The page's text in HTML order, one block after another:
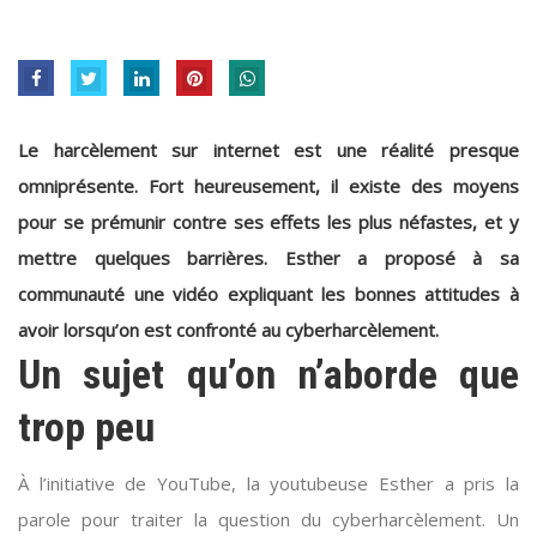
Le harcèlement sur internet est une réalité presque
omniprésente. Fort heureusement, il existe des moyens
pour se prémunir contre ses effets les plus néfastes, et y
mettre quelques barrières. Esther a proposé à sa
communauté une vidéo expliquant les bonnes attitudes à
avoir lorsqu’on est confronté au cyberharcèlement.
Un sujet qu’on n’aborde que
trop peu
À l’initiative de YouTube, la youtubeuse Esther a pris la
parole pour traiter la question du cyberharcèlement. Un